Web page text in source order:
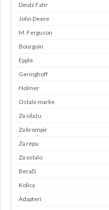
Deutz Fahr
John Deere
M. Ferguson
Bourgoin
Epple
Geringhoff
Holmer
Ostale marke
Za silažu
Za krompir
Za repu
Za ostalo
Berači
Kolica
Adapteri